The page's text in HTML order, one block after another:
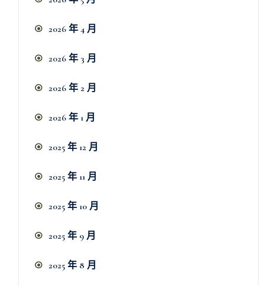
2026 年 4 月
2026 年 3 月
2026 年 2 月
2026 年 1 月
2025 年 12 月
2025 年 11 月
2025 年 10 月
2025 年 9 月
2025 年 8 月